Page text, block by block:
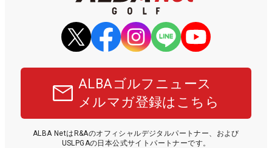
ALBAゴルフニュース
メルマガ登録はこちら
ALBA NetはR&Aのオフィシャルデジタルパートナー、および
USLPGAの日本公式サイトパートナーです。